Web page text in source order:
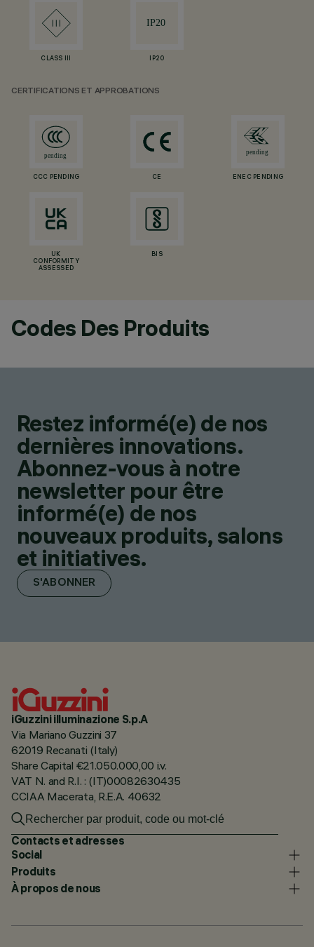
CLASS III IP20
CERTIFICATIONS ET APPROBATIONS
CCC PENDING CE ENEC PENDING
UK
CONFORMITY
ASSESSED
BIS
Codes Des Produits
Restez informé(e) de nos
dernières innovations.
Abonnez-vous à notre
newsletter pour être
informé(e) de nos
nouveaux produits, salons
et initiatives.
S'ABONNER
iGuzzini illuminazione S.p.A
Via Mariano Guzzini 37
62019 Recanati (Italy)
Share Capital €21.050.000,00 i.v.
VAT N. and R.I. : (IT)00082630435
CCIAA Macerata, R.E.A. 40632
Contacts et adresses
Social
Produits
À propos de nous